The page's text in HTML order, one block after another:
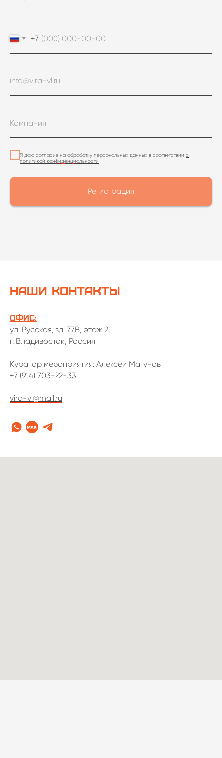
+7
Я даю согласие на обработку персональных данных в соответствии с
политикой конфиденциальности
Регистрация
Наши контакты
Офис:
ул. Русская, зд. 77В, этаж 2,
г. Владивосток, Россия
Куратор мероприятия: Алексей Магунов
+7 (914) 703-22-33
vira-vl@mail.ru